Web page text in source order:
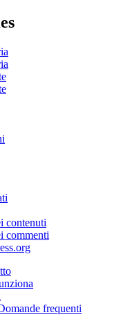
contenuti
commenti
frequenti